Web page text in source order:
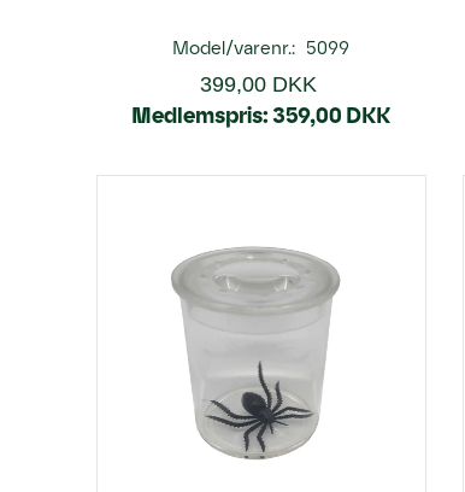
Model/varenr.: 5099
399,00 DKK
Medlemspris:359,00 DKK